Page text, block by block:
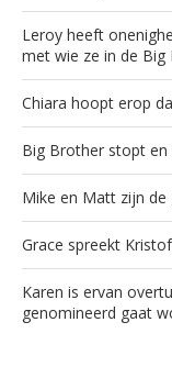
Leroy heeft
met wie ze in de
Chiara hoopt erop
Big Brother stopt
Mike en Matt zijn de
Grace spreekt
Karen is ervan
genomineerd gaat